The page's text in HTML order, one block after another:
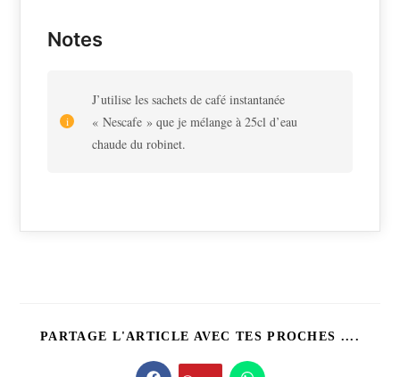
Notes
J’utilise les sachets de café instantanée
« Nescafe » que je mélange à 25cl d’eau
chaude du robinet.
PARTAGE L'ARTICLE AVEC TES PROCHES ....